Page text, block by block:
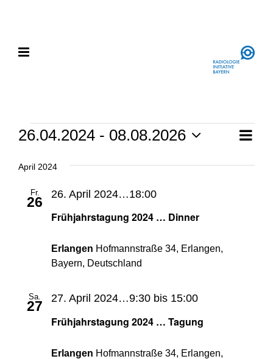
Veranstaltungen Liste
26.04.2024 - 08.08.2026
wählen.
April 2024
Fr.
26
Frühjahrstagung 2024 … Dinner
26. April 2024…18:00
Erlangen Hofmannstraße 34, Erlangen,
Bayern, Deutschland
Sa.
27
Frühjahrstagung 2024 … Tagung
27. April 2024…9:30 bis 15:00
Erlangen Hofmannstraße 34, Erlangen,